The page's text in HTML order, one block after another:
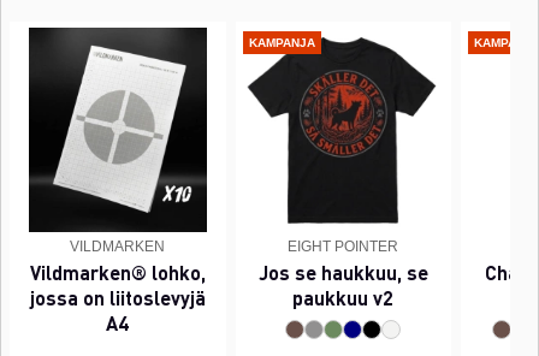
VILDMARKEN
Vildmarken® lohko,
jossa on liitoslevyjä
A4
KAMPANJA
EIGHT POINTER
Jos se haukkuu, se
paukkuu v2